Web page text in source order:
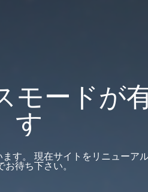
モードが
す
す。 現在サイトをリニューア
お待ち下さい。